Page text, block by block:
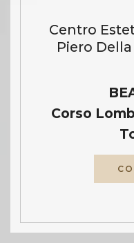
Centro
Piero
Corso